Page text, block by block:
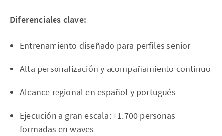
Diferenciales clave:
Entrenamiento diseñado para perfiles senior
Alta personalización y acompañamiento continuo
Alcance regional en español y portugués
Ejecución a gran escala: +1.700 personas
formadas en waves